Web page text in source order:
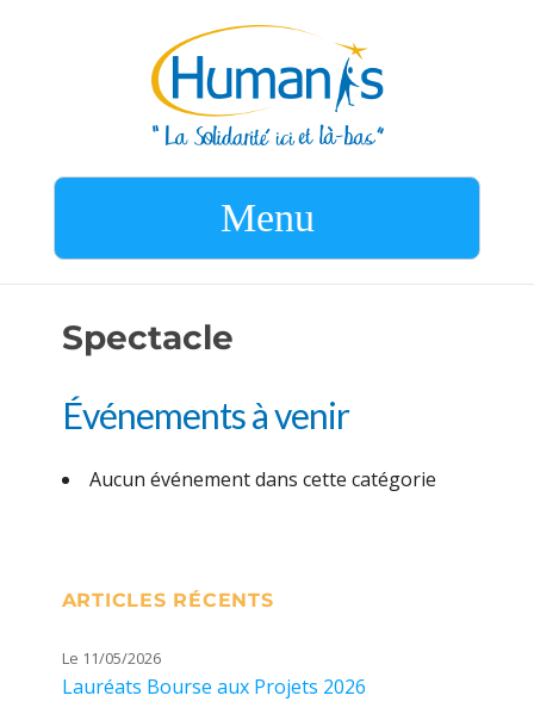
Menu
Spectacle
Événements à venir
Aucun événement dans cette catégorie
ARTICLES RÉCENTS
Le 11/05/2026
Lauréats Bourse aux Projets 2026